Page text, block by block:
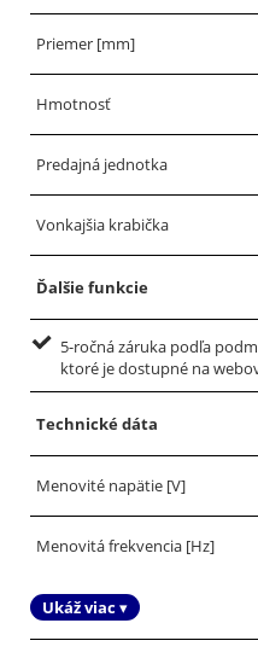
Priemer [mm]
Hmotnosť
Predajná jednotka
Vonkajšia krabička
Ďalšie funkcie
5-ročná záruka podľa
ktoré je dostupné na
Technické dáta
Menovité napätie [V]
Menovitá frekvencia [Hz]
Ukáž viac ▾